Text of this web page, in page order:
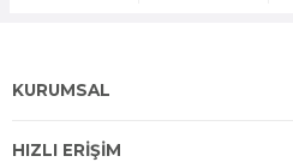
KURUMSAL
HIZLI ERİŞİM